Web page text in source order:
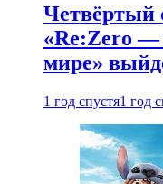
Четвёртый
«Re:Zero —
мире»
1 год спустя1 год